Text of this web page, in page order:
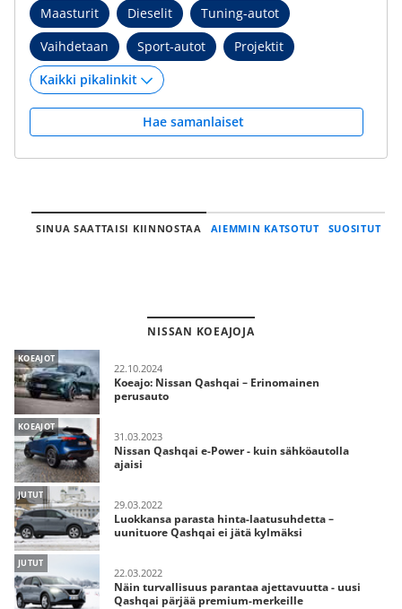
Maasturit
Dieselit
Tuning-autot
Vaihdetaan
Sport-autot Projektit
Hae samanlaiset
SINUA SAATTAISI KIINNOSTAA AIEMMIN KATSOTUT SUOSITUT
NISSAN KOEAJOJA
KOEAJOT
22.10.2024
Koeajo: Nissan Qashqai – Erinomainen
perusauto
KOEAJOT
31.03.2023
Nissan Qashqai e-Power - kuin sähköautolla
ajaisi
JUTUT
29.03.2022
Luokkansa parasta hinta-laatusuhdetta –
uunituore Qashqai ei jätä kylmäksi
JUTUT
22.03.2022
Näin turvallisuus parantaa ajettavuutta - uusi
Qashqai pärjää premium-merkeille